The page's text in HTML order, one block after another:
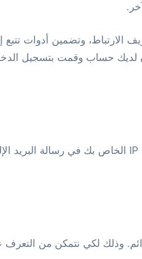
الارتباط، وتضمين أدوات
حساب وقمت بتسجيل
وذلك لكي نتمكن من التعرف